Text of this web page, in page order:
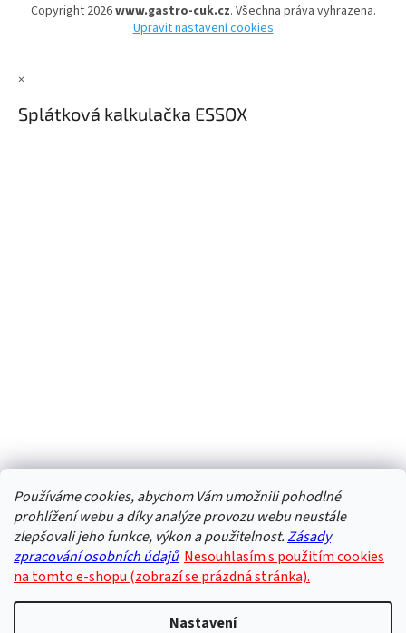
Používáme cookies, abychom Vám umožnili pohodlné
prohlížení webu a díky analýze provozu webu neustále
zlepšovali jeho funkce, výkon a použitelnost.Zásady
zpracování osobních údajů Nesouhlasím s použitím cookies
na tomto e-shopu (zobrazí se prázdná stránka).
Nastavení
Copyright 2026www.gastro-cuk.cz. Všechna práva vyhrazena.
Upravit nastavení cookies
×
Splátková kalkulačka ESSOX